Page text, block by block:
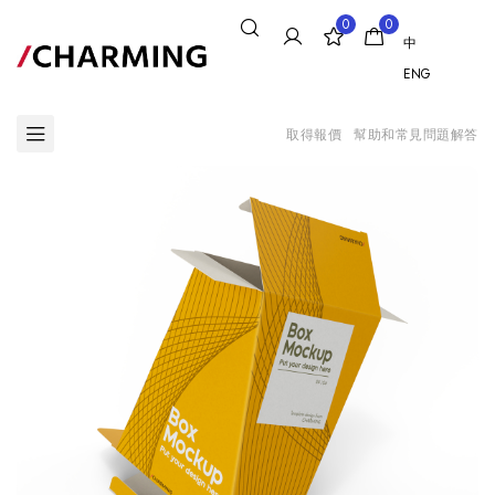
0
0
中
ENG
取得報價 幫助和常見問題解答